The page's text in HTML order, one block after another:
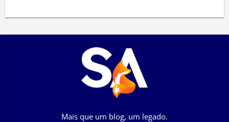
Mais que um blog, um legado.